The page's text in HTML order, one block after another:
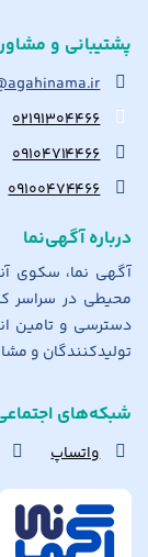
پشتیبانی و
۰۲۱۹۱۳۰۴۴۶۶
۰۹۱۰۴۷۱۴۴۶۶
۰۹۱۰۰۴۷۴۴۶۶
درباره آگهی‌نما
آگهی نما، سکوی
محیطی در سراسر
دسترسی و تامین
تولیدکنندگان و
شبکه‌های
واتساپ